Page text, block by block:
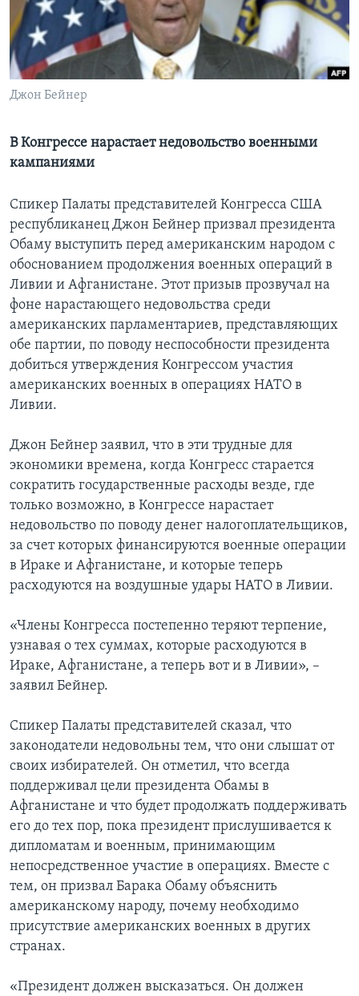
Learning English
СОЦИАЛЬНЫЕ СЕТИ
Языки
Джон Бейнер
В Конгрессе нарастает недовольство военными
кампаниями
Спикер Палаты представителей Конгресса США
республиканец Джон Бейнер призвал президента
Обаму выступить перед американским народом с
обоснованием продолжения военных операций в
Ливии и Афганистане. Этот призыв прозвучал на
фоне нарастающего недовольства среди
американских парламентариев, представляющих
обе партии, по поводу неспособности президента
добиться утверждения Конгрессом участия
американских военных в операциях НАТО в
Ливии.
Джон Бейнер заявил, что в эти трудные для
экономики времена, когда Конгресс старается
сократить государственные расходы везде, где
только возможно, в Конгрессе нарастает
недовольство по поводу денег налогоплательщиков,
за счет которых финансируются военные операции
в Ираке и Афганистане, и которые теперь
расходуются на воздушные удары НАТО в Ливии.
«Члены Конгресса постепенно теряют терпение,
узнавая о тех суммах, которые расходуются в
Ираке, Афганистане, а теперь вот и в Ливии», –
заявил Бейнер.
Спикер Палаты представителей сказал, что
законодатели недовольны тем, что они слышат от
своих избирателей. Он отметил, что всегда
поддерживал цели президента Обамы в
Афганистане и что будет продолжать поддерживать
его до тех пор, пока президент прислушивается к
дипломатам и военным, принимающим
непосредственное участие в операциях. Вместе с
тем, он призвал Барака Обаму объяснить
американскому народу, почему необходимо
присутствие американских военных в других
странах.
«Президент должен высказаться. Он должен